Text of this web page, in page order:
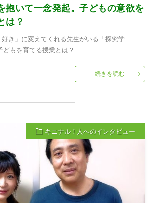
抱いて一念発起。子どもの意欲を
は？
き」に変えてくれる先生がいる「探究学
どもを育てる授業とは？
続きを読む
キニナル！人へのインタビュー